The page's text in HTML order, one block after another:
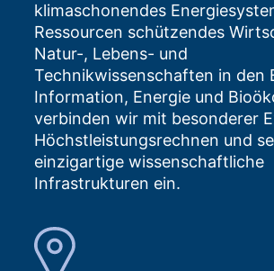
klimaschonendes
Ressourcen schützendes
Natur-, Lebens- und
Technikwissenschaften in den
Information, Energie und
verbinden wir mit besonderer
Höchstleistungsrechnen und
einzigartige wissenschaftliche
Infrastrukturen ein.